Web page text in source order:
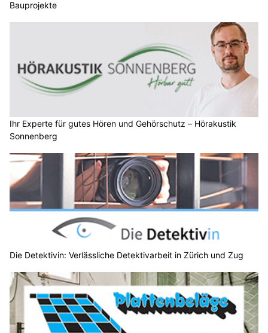
Bauprojekte
Ihr Experte für gutes Hören und Gehörschutz – Hörakustik
Sonnenberg
Die Detektivin: Verlässliche Detektivarbeit in Zürich und Zug